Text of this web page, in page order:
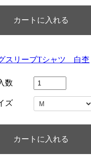
スリーブTシャツ 白杢
数
ズ